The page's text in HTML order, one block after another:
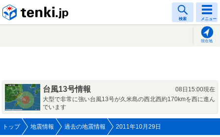
検索 メニュー
現在地
台風13号情報
08日15:00現在
大型で非常に強い台風13号が久米島の西北西約170kmを西に進ん
でいます
トップ 地震情報 過去の地震情報 2011年10月29日